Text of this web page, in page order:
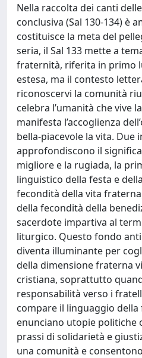
Nella raccolta dei canti
conclusiva (Sal 130-134) è
costituisce la meta del
seria, il Sal 133 mette a
fraternità, riferita in primo
estesa, ma il contesto
riconoscervi la comunità
celebra l’umanità che vive
manifesta l’accoglienza
bella-piacevole la vita. Due
approfondiscono il
migliore e la rugiada, la
linguistico della festa e
fecondità della vita
della fecondità della
sacerdote impartiva al
liturgico. Questo fondo
diventa illuminante per
della dimensione fraterna
cristiana, soprattutto
responsabilità verso i
compare il linguaggio
enunciano utopie politiche
prassi di solidarietà e
una comunità e